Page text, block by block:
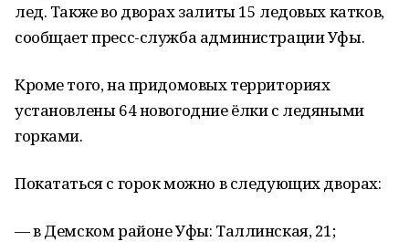
лед. Также во дворах залиты 15 ледовых катков,
сообщает пресс-служба администрации Уфы.
Кроме того, на придомовых территориях
установлены 64 новогодние ёлки с ледяными
горками.
Покататься с горок можно в следующих дворах:
— в Демском районе Уфы: Таллинская, 21;